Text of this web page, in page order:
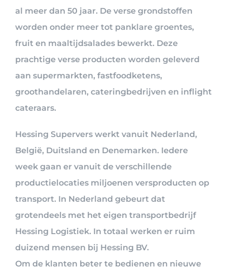
al meer dan 50 jaar. De verse grondstoffen
worden onder meer tot panklare groentes,
fruit en maaltijdsalades bewerkt. Deze
prachtige verse producten worden geleverd
aan supermarkten, fastfoodketens,
groothandelaren, cateringbedrijven en inflight
cateraars.
Hessing Supervers werkt vanuit Nederland,
België, Duitsland en Denemarken. Iedere
week gaan er vanuit de verschillende
productielocaties miljoenen versproducten op
transport. In Nederland gebeurt dat
grotendeels met het eigen transportbedrijf
Hessing Logistiek. In totaal werken er ruim
duizend mensen bij Hessing BV.
Om de klanten beter te bedienen en nieuwe